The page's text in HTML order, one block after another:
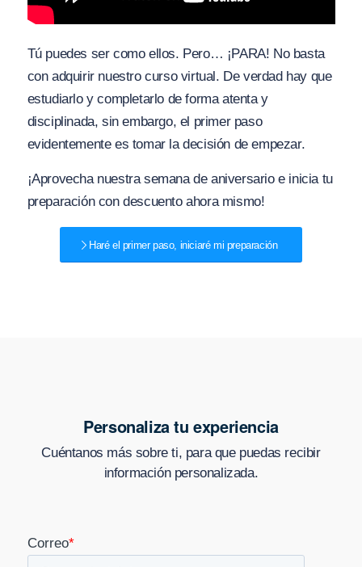
Tú puedes ser como ellos. Pero… ¡PARA! No basta
con adquirir nuestro curso virtual. De verdad hay que
estudiarlo y completarlo de forma atenta y
disciplinada, sin embargo, el primer paso
evidentemente es tomar la decisión de empezar.
¡Aprovecha nuestra semana de aniversario e inicia tu
preparación con descuento ahora mismo!
Haré el primer paso, iniciaré mi preparación
Personaliza tu experiencia
Cuéntanos más sobre ti, para que puedas recibir
información personalizada.